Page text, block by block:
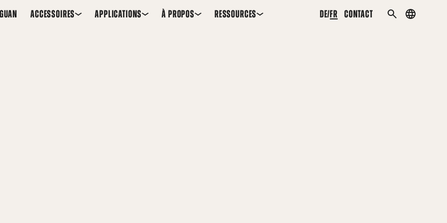
ACCESSOIRES APPLICATIONS À PROPOS RESSOURCES DE FR CONTACT
RECHERCHER
Country